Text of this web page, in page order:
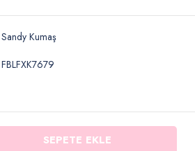
Sandy Kumaş
FBLFXK7679
SEPETE EKLE